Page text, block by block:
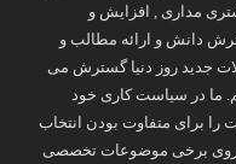
مداری , افزایش و
دانش و ارائه مطالب و
جدید روز دنیا گسترش می
ما در سیاست کاری خود
را برای متفاوت بودن انتخاب
در حال حاظر طیف فعالیت معمار 98 روی برخی موضوعات تخصصی